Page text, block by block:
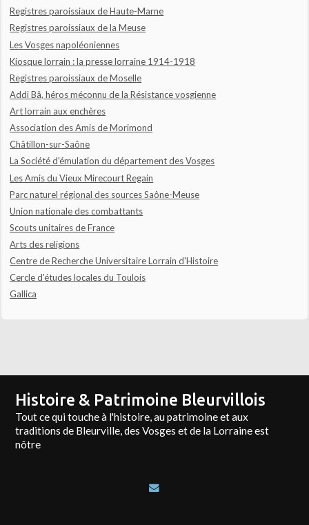
Registres paroissiaux de Haute-Marne
Registres paroissiaux de la Meuse
Les Vosges napoléoniennes
Kiosque lorrain : la presse lorraine 1914-1918
Registres paroissiaux de Moselle
Addi Bâ, héros méconnu de la Résistance vosgienne
Art lorrain aux enchères
Association des Amis de Morimond
Châtillon-sur-Saône
La Société d'émulation du département des Vosges
Les Amis du Vieux Mirecourt Regain
Parc naturel régional des sources Saône-Meuse
Union nationale des combattants
Scouts unitaires de France
Arts des religions
Centre de Recherche Universitaire Lorrain d'Histoire
Cercle d'études locales du Toulois
Gallica
Histoire & Patrimoine Bleurvillois
Tout ce qui touche à l'histoire, au patrimoine et aux
traditions de Bleurville, des Vosges et de la Lorraine est
nôtre